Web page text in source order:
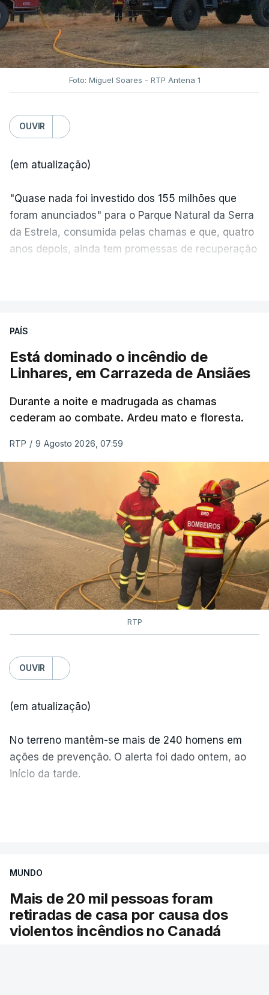
Foto: Miguel Soares - RTP Antena 1
OUVIR
(em atualização)
"Quase nada foi investido dos 155 milhões que
foram anunciados" para o Parque Natural da Serra
da Estrela, consumida pelas chamas e que, quatro
anos depois, ainda tem promessas de recuperação
ESTE CONTEÚDO ESTÁ NESTE
PAÍS
Está dominado o incêndio de
Linhares, em Carrazeda de Ansiães
Durante a noite e madrugada as chamas
cederam ao combate. Ardeu mato e floresta.
RTP / 9 Agosto 2026, 07:59
RTP
OUVIR
(em atualização)
No terreno mantêm-se mais de 240 homens em
ações de prevenção. O alerta foi dado ontem, ao
início da tarde.
MUNDO
Mais de 20 mil pessoas foram
retiradas de casa por causa dos
violentos incêndios no Canadá